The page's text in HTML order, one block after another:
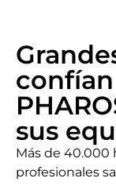
sus
Más de 40.000
profesionales